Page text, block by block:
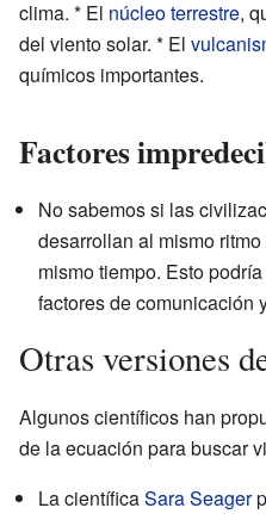
clima. * El núcleo terrestre,
del viento solar. * El
químicos importantes.
Factores
No sabemos si las
desarrollan al mismo
mismo tiempo. Esto
factores de comunicación
Otras versiones
Algunos científicos han
de la ecuación para buscar
La científicaSara Seager